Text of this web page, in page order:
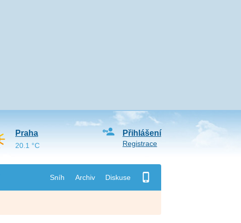
Sníh Archiv Diskuse
Přihlášení
Registrace
Praha
20.1 °C